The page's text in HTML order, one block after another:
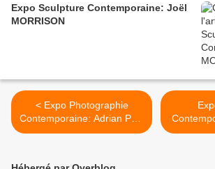
Expo Sculpture Contemporaine: Joël
MORRISON
< Expo Photographie
Contemporaine: Adrian Paci
"Vies en Transit"